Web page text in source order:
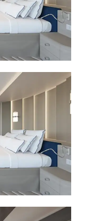
Sauvignon
città. Venezia attrae
modo durante
: scoprite su
durante il periodo
unico nel suo
artistiche
di Architettura”,
crociera scegliendo di
rimarrete delusi!